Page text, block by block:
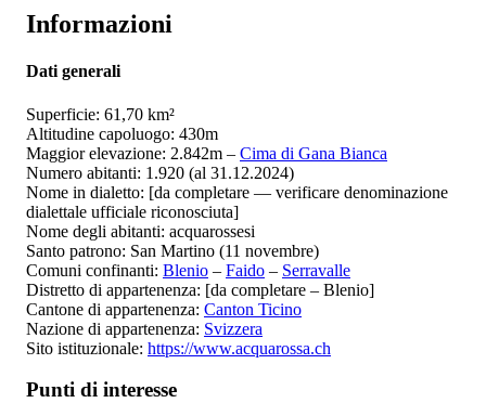
Informazioni
Dati generali
Superficie: 61,70 km²
Altitudine capoluogo: 430m
Maggior elevazione: 2.842m – Cima di Gana Bianca
Numero abitanti: 1.920 (al 31.12.2024)
Nome in dialetto: [da completare — verificare denominazione
dialettale ufficiale riconosciuta]
Nome degli abitanti: acquarossesi
Santo patrono: San Martino (11 novembre)
Comuni confinanti: Blenio – Faido – Serravalle
Distretto di appartenenza: [da completare – Blenio]
Cantone di appartenenza: Canton Ticino
Nazione di appartenenza: Svizzera
Sito istituzionale: https://www.acquarossa.ch
Punti di interesse